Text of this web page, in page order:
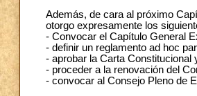
Además, de cara al próximo
otorgo expresamente los
- Convocar el Capítulo General
- definir un reglamento ad hoc
- aprobar la Carta Constitucional
- proceder a la renovación del
- convocar al Consejo Pleno de